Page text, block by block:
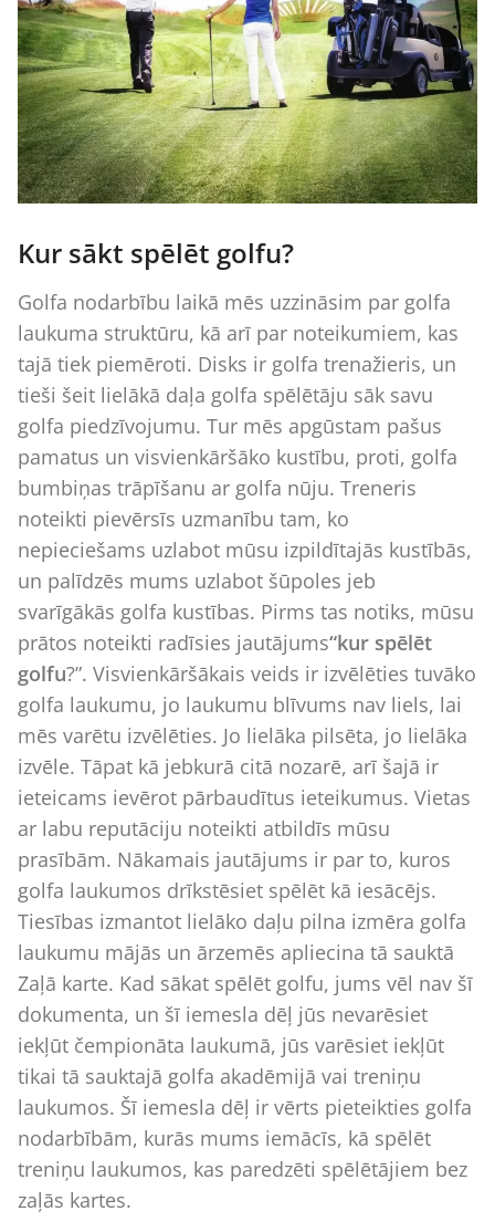
Kur sākt spēlēt golfu?
Golfa nodarbību laikā mēs uzzināsim par golfa
laukuma struktūru, kā arī par noteikumiem, kas
tajā tiek piemēroti. Disks ir golfa trenažieris, un
tieši šeit lielākā daļa golfa spēlētāju sāk savu
golfa piedzīvojumu. Tur mēs apgūstam pašus
pamatus un visvienkāršāko kustību, proti, golfa
bumbiņas trāpīšanu ar golfa nūju. Treneris
noteikti pievērsīs uzmanību tam, ko
nepieciešams uzlabot mūsu izpildītajās kustībās,
un palīdzēs mums uzlabot šūpoles jeb
svarīgākās golfa kustības. Pirms tas notiks, mūsu
prātos noteikti radīsies jautājums“kur spēlēt
golfu?”. Visvienkāršākais veids ir izvēlēties tuvāko
golfa laukumu, jo laukumu blīvums nav liels, lai
mēs varētu izvēlēties. Jo lielāka pilsēta, jo lielāka
izvēle. Tāpat kā jebkurā citā nozarē, arī šajā ir
ieteicams ievērot pārbaudītus ieteikumus. Vietas
ar labu reputāciju noteikti atbildīs mūsu
prasībām. Nākamais jautājums ir par to, kuros
golfa laukumos drīkstēsiet spēlēt kā iesācējs.
Tiesības izmantot lielāko daļu pilna izmēra golfa
laukumu mājās un ārzemēs apliecina tā sauktā
Zaļā karte. Kad sākat spēlēt golfu, jums vēl nav šī
dokumenta, un šī iemesla dēļ jūs nevarēsiet
iekļūt čempionāta laukumā, jūs varēsiet iekļūt
tikai tā sauktajā golfa akadēmijā vai treniņu
laukumos. Šī iemesla dēļ ir vērts pieteikties golfa
nodarbībām, kurās mums iemācīs, kā spēlēt
treniņu laukumos, kas paredzēti spēlētājiem bez
zaļās kartes.